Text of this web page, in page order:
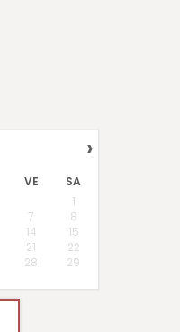
›
VE
SA
1
7
8
14
15
21
22
28
29